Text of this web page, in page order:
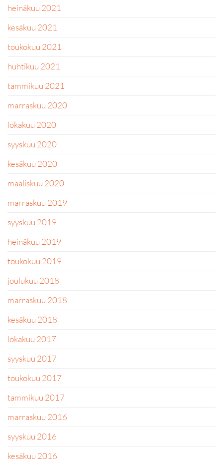
heinäkuu 2021
kesäkuu 2021
toukokuu 2021
huhtikuu 2021
tammikuu 2021
marraskuu 2020
lokakuu 2020
syyskuu 2020
kesäkuu 2020
maaliskuu 2020
marraskuu 2019
syyskuu 2019
heinäkuu 2019
toukokuu 2019
joulukuu 2018
marraskuu 2018
kesäkuu 2018
lokakuu 2017
syyskuu 2017
toukokuu 2017
tammikuu 2017
marraskuu 2016
syyskuu 2016
kesäkuu 2016